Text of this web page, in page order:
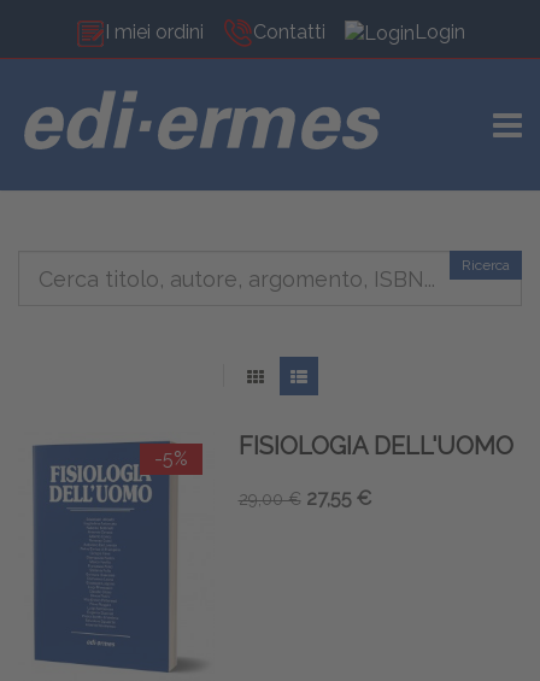
I miei ordini Contatti Login
Ricerca
-5% FISIOLOGIA DELL'UOMO
29,00 € 27,55 €